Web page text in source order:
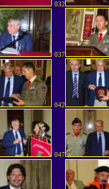
032
037
042
047